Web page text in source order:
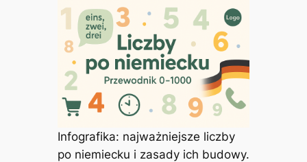
Infografika: najważniejsze liczby
po niemiecku i zasady ich budowy.